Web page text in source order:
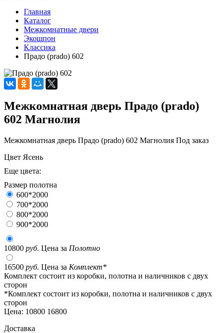
Главная
Каталог
Межкомнатные двери
Экошпон
Классика
Прадо (prado) 602
Межкомнатная дверь Прадо (prado)
602 Магнолия
Межкомнатная дверь Прадо (prado) 602 Магнолия Под заказ
Цвет Ясень
Еще цвета:
Размер полотна
600*2000
700*2000
800*2000
900*2000
10800 руб. Цена за Полотно
16500 руб. Цена за Комплект*
Комплект состоит из коробки, полотна и наличников с двух
сторон
*Комплект состоит из коробки, полотна и наличников с двух
сторон
Цена: 10800 16800
Доставка